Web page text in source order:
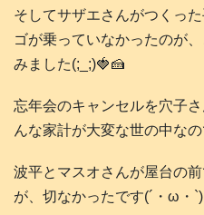
そしてサザエさんがつくっ
ゴが乗っていなかったのが
みました(;_;)🍓🍰
忘年会のキャンセルを穴子
んな家計が大変な世の中な
波平とマスオさんが屋台の
が、切なかったです(´・ω・`)